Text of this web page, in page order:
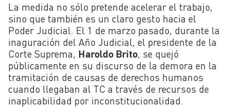
La medida no sólo pretende acelerar el trabajo,
sino que también es un claro gesto hacia el
Poder Judicial. El 1 de marzo pasado, durante la
inaguración del Año Judicial, el presidente de la
Corte Suprema, Haroldo Brito, se quejó
públicamente en su discurso de la demora en la
tramitación de causas de derechos humanos
cuando llegaban al TC a través de recursos de
inaplicabilidad por inconstitucionalidad.